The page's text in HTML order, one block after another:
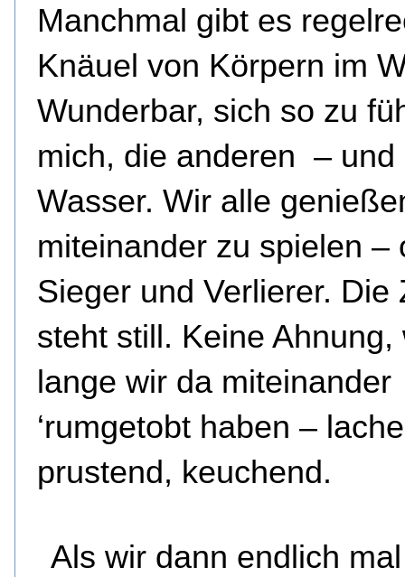
Manchmal gibt es
Knäuel von Körpern im
Wunderbar, sich so zu
mich, die anderen – und
Wasser. Wir alle
miteinander zu spielen –
Sieger und Verlierer. Die
steht still. Keine Ahnung,
lange wir da miteinander
‘rumgetobt haben –
prustend, keuchend.
Als wir dann endlich mal